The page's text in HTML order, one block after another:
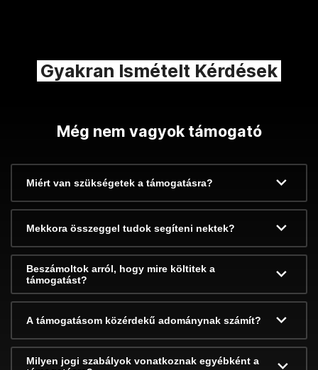
Gyakran Ismételt Kérdések
Még nem vagyok támogató
Miért van szükségetek a támogatásra?
Mekkora összeggel tudok segíteni nektek?
Beszámoltok arról, hogy mire költitek a
támogatást?
A támogatásom közérdekű adománynak számít?
Milyen jogi szabályok vonatkoznak egyébként a